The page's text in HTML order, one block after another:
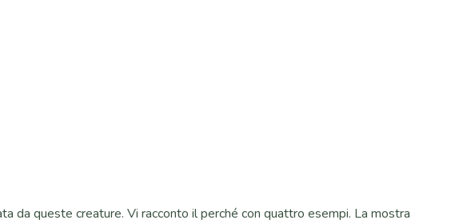
da queste creature. Vi racconto il perché con quattro esempi. La mostra